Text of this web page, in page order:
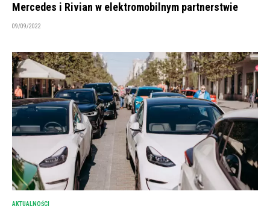
Mercedes i Rivian w elektromobilnym partnerstwie
09/09/2022
AKTUALNOŚCI